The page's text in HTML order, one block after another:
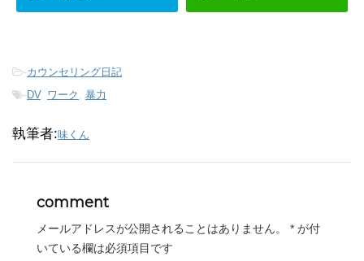
-カウンセリング日記
-DV, ワーク , 暴力
執筆者:味くん
comment
メールアドレスが公開されることはありません。 * が付
いている欄は必須項目です